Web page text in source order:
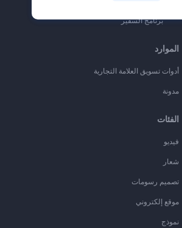
برنامج السفير
الموارد
أدوات تسويق العلامة التجارية
مدونة
الفئات
فيديو
شعار
تصميم رسومات
موقع إلكتروني
نموذج